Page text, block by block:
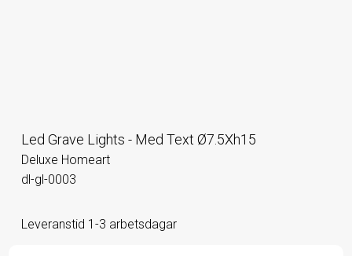
Led Grave Lights - Med Text Ø7.5Xh15
Deluxe Homeart
dl-gl-0003
Leveranstid 1-3 arbetsdagar